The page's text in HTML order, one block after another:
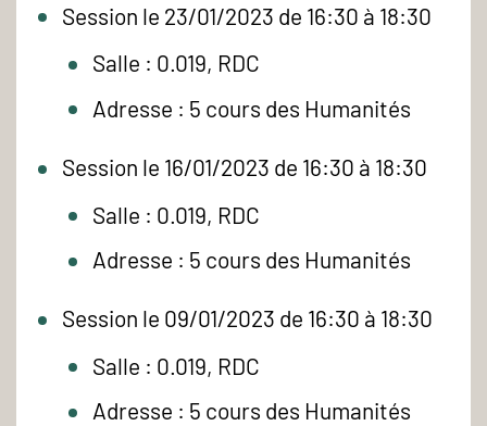
Session le 23/01/2023 de 16:30 à 18:30
Salle : 0.019, RDC
Adresse : 5 cours des Humanités
Session le 16/01/2023 de 16:30 à 18:30
Salle : 0.019, RDC
Adresse : 5 cours des Humanités
Session le 09/01/2023 de 16:30 à 18:30
Salle : 0.019, RDC
Adresse : 5 cours des Humanités